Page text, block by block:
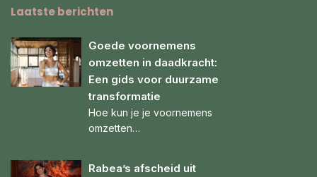
Laatste berichten
Goede voornemens
omzetten in daadkracht:
Een gids voor duurzame
transformatie
Hoe kun je je voornemens
omzetten…
Rabea’s afscheid uit